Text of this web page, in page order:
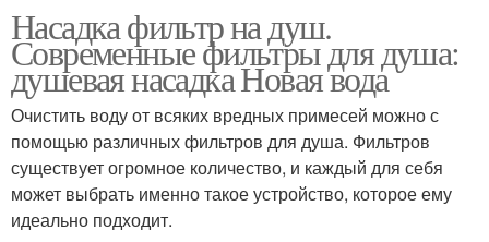
Насадка фильтр на душ.
Современные фильтры для душа:
душевая насадка Новая вода
Очистить воду от всяких вредных примесей можно с
помощью различных фильтров для душа. Фильтров
существует огромное количество, и каждый для себя
может выбрать именно такое устройство, которое ему
идеально подходит.